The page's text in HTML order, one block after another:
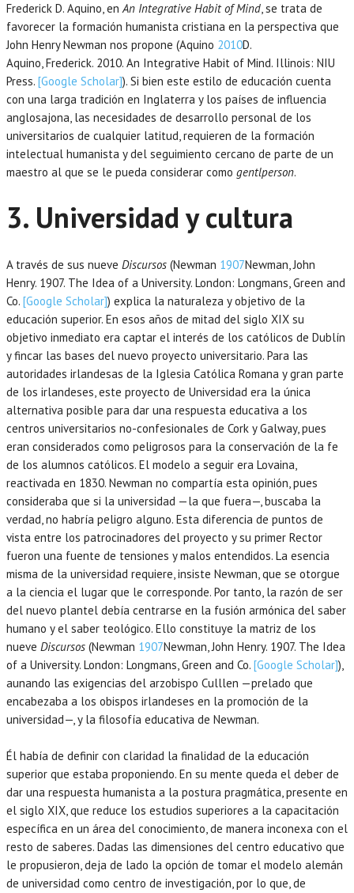
Frederick D. Aquino, enAn Integrative Habit of Mind, se trata de
favorecer la formación humanista cristiana en la perspectiva que
John Henry Newman nos propone (Aquino 2010D.
Aquino,Frederick. 2010. An Integrative Habit of Mind. Illinois: NIU
Press. [Google Scholar]). Si bien este estilo de educación cuenta
con una larga tradición en Inglaterra y los países de influencia
anglosajona, las necesidades de desarrollo personal de los
universitarios de cualquier latitud, requieren de la formación
intelectual humanista y del seguimiento cercano de parte de un
maestro al que se le pueda considerar como gentlperson.
3. Universidad y cultura
A través de sus nueve Discursos (Newman 1907Newman,John
Henry. 1907. The Idea of a University. London: Longmans, Green and
Co. [Google Scholar]) explica la naturaleza y objetivo de la
educación superior. En esos años de mitad del siglo XIX su
objetivo inmediato era captar el interés de los católicos de Dublín
y fincar las bases del nuevo proyecto universitario. Para las
autoridades irlandesas de la Iglesia Católica Romana y gran parte
de los irlandeses, este proyecto de Universidad era la única
alternativa posible para dar una respuesta educativa a los
centros universitarios no-confesionales de Cork y Galway, pues
eran considerados como peligrosos para la conservación de la fe
de los alumnos católicos. El modelo a seguir era Lovaina,
reactivada en 1830. Newman no compartía esta opinión, pues
consideraba que si la universidad —la que fuera—, buscaba la
verdad, no habría peligro alguno. Esta diferencia de puntos de
vista entre los patrocinadores del proyecto y su primer Rector
fueron una fuente de tensiones y malos entendidos. La esencia
misma de la universidad requiere, insiste Newman, que se otorgue
a la ciencia el lugar que le corresponde. Por tanto, la razón de ser
del nuevo plantel debía centrarse en la fusión armónica del saber
humano y el saber teológico. Ello constituye la matriz de los
nueve Discursos (Newman 1907Newman,John Henry. 1907. The Idea
of a University. London: Longmans, Green and Co. [Google Scholar]),
aunando las exigencias del arzobispo Culllen —prelado que
encabezaba a los obispos irlandeses en la promoción de la
universidad—, y la filosofía educativa de Newman.
Él había de definir con claridad la finalidad de la educación
superior que estaba proponiendo. En su mente queda el deber de
dar una respuesta humanista a la postura pragmática, presente en
el siglo XIX, que reduce los estudios superiores a la capacitación
específica en un área del conocimiento, de manera inconexa con el
resto de saberes. Dadas las dimensiones del centro educativo que
le propusieron, deja de lado la opción de tomar el modelo alemán
de universidad como centro de investigación, por lo que, de